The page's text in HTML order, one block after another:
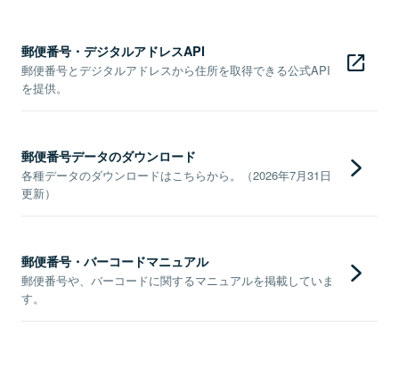
郵便番号・デジタルアドレスAPI
郵便番号とデジタルアドレスから住所を取得できる公式API
を提供。
郵便番号データのダウンロード
各種データのダウンロードはこちらから。（2026年7月31日
更新）
郵便番号・バーコードマニュアル
郵便番号や、バーコードに関するマニュアルを掲載していま
す。